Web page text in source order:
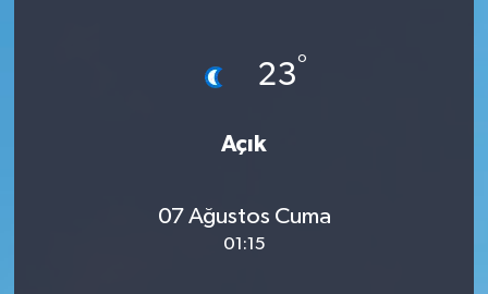
23°
Açık
07 Ağustos Cuma
01:15